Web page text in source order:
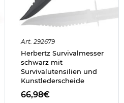
Art. 292679
Herbertz Survivalmesser
schwarz mit
Survivalutensilien und
Kunstlederscheide
66,98€